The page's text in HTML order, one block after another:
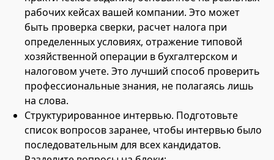
рабочих кейсах вашей компании. Это может
быть проверка сверки, расчет налога при
определенных условиях, отражение типовой
хозяйственной операции в бухгалтерском и
налоговом учете. Это лучший способ проверить
профессиональные знания, не полагаясь лишь
на слова.
Структурированное интервью. Подготовьте
список вопросов заранее, чтобы интервью было
последовательным для всех кандидатов.